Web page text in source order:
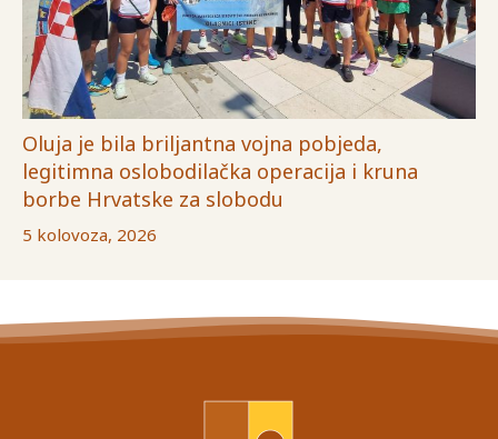
Oluja je bila briljantna vojna pobjeda,
legitimna oslobodilačka operacija i kruna
borbe Hrvatske za slobodu
5 kolovoza, 2026